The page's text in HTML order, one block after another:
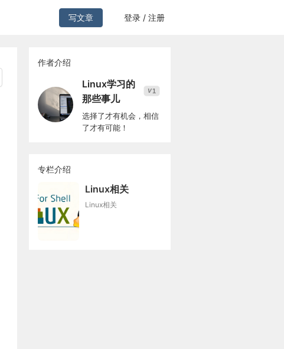
写文章 登录 / 注册
作者介绍
Linux学习的
那些事儿
V1
选择了才有机会，相信
了才有可能！
专栏介绍
Linux相关
Linux相关